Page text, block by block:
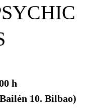
h
10. Bilbao)